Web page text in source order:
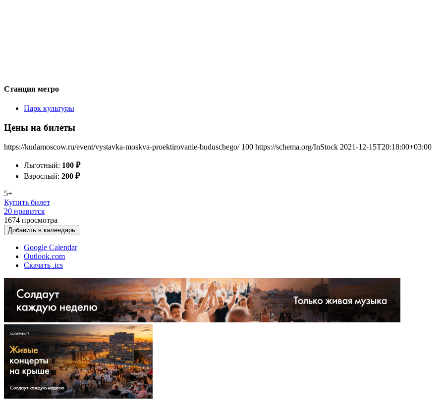
Станция метро
Парк культуры
Цены на билеты
https://kudamoscow.ru/event/vystavka-moskva-proektirovanie-buduschego/ 100 https://schema.org/InStock 2021-12-15T20:18:00+03:00
Льготный: 100 ₽
Взрослый: 200 ₽
5+
Купить билет
20 нравится
1674 просмотра
Добавить в календарь
Google Calendar
Outlook.com
Скачать .ics